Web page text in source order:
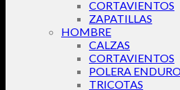
CORTAVIENTOS
ZAPATILLAS
HOMBRE
CALZAS
CORTAVIENTOS
POLERA
TRICOTAS